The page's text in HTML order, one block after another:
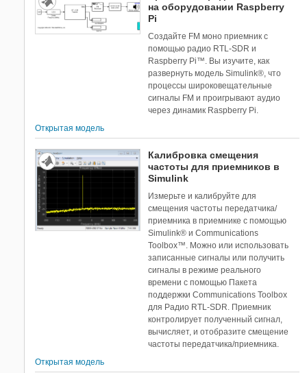
на оборудовании Raspberry
Pi
Создайте FM моно приемник с
помощью радио RTL-SDR и
Raspberry Pi™. Вы изучите, как
развернуть модель Simulink®, что
процессы широковещательные
сигналы FM и проигрывают аудио
через динамик Raspberry Pi.
Открытая модель
Калибровка смещения
частоты для приемников в
Simulink
Измерьте и калибруйте для
смещения частоты передатчика/
приемника в приемнике с помощью
Simulink® и Communications
Toolbox™. Можно или использовать
записанные сигналы или получить
сигналы в режиме реального
времени с помощью Пакета
поддержки Communications Toolbox
для Радио RTL-SDR. Приемник
контролирует полученный сигнал,
вычисляет, и отобразите смещение
частоты передатчика/приемника.
Открытая модель